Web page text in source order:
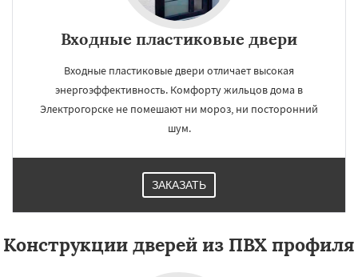
Входные пластиковые двери
Входные пластиковые двери отличает высокая
энергоэффективность. Комфорту жильцов дома в
Электрогорске не помешают ни мороз, ни посторонний
шум.
ЗАКАЗАТЬ
Конструкции дверей из ПВХ профиля